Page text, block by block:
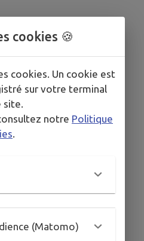
cookies 🍪
cookies. Un cookie est
sur votre terminal
notre Politique
(Matomo)